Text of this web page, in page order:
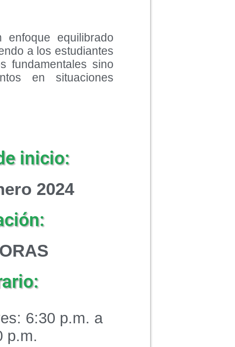
equilibrado
a los estudiantes
fundamentales sino
en situaciones
inicio:
2024
6:30 p.m. a
p.m.